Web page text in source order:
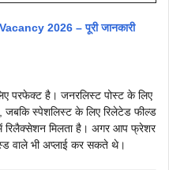
2026 – पूरी जानकारी
परफेक्ट है। जनरलिस्ट पोस्ट के लिए
जबकि स्पेशलिस्ट के लिए रिलेटेड फील्ड
रिलैक्सेशन मिलता है। अगर आप फ्रेशर
वाले भी अप्लाई कर सकते थे।